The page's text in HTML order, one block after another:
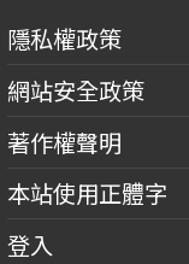
隱私權政策
網站安全政策
著作權聲明
本站使用正體字
登入